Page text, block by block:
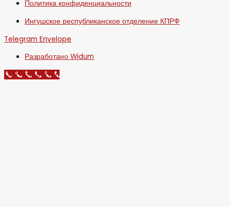
Политика конфиденциальности
Ингушское республиканское отделение КПРФ
Telegram Envelope
Разработано Widum
Call Now Button